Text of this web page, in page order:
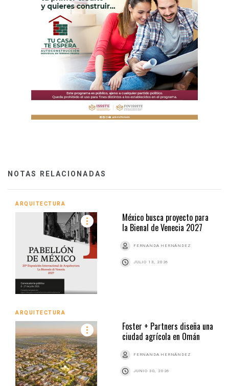
NOTAS RELACIONADAS
ARQUITECTURA
México busca proyecto para
la Bienal de Venecia 2027
FERNANDA HERNÁNDEZ
JULIO 13, 2026
ARQUITECTURA
Foster + Partners diseña una
ciudad agrícola en Omán
FERNANDA HERNÁNDEZ
JUNIO 30, 2026